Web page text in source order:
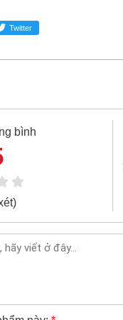
Twitter
bình